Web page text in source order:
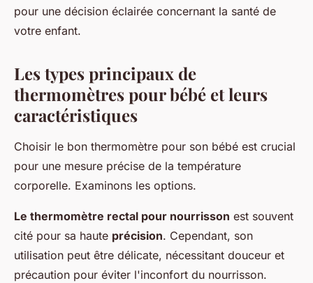
pour une décision éclairée concernant la santé de
votre enfant.
Les types principaux de
thermomètres pour bébé et leurs
caractéristiques
Choisir le bon thermomètre pour son bébé est crucial
pour une mesure précise de la température
corporelle. Examinons les options.
Le thermomètre rectal pour nourrisson est souvent
cité pour sa haute précision. Cependant, son
utilisation peut être délicate, nécessitant douceur et
précaution pour éviter l'inconfort du nourrisson.